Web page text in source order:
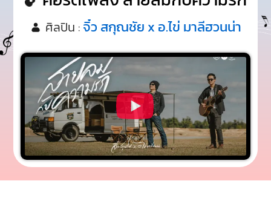
ศิลปิน : จิ๋ว สกุณชัย x อ.ไข่ มาลีฮวนน่า